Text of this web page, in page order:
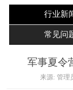
行业新
常见问
军事夏令
来源: 管理